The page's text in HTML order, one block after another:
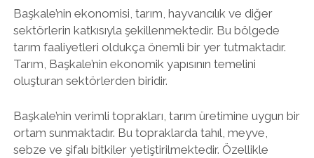
Başkale’nin ekonomisi, tarım, hayvancılık ve diğer
sektörlerin katkısıyla şekillenmektedir. Bu bölgede
tarım faaliyetleri oldukça önemli bir yer tutmaktadır.
Tarım, Başkale’nin ekonomik yapısının temelini
oluşturan sektörlerden biridir.
Başkale’nin verimli toprakları, tarım üretimine uygun bir
ortam sunmaktadır. Bu topraklarda tahıl, meyve,
sebze ve şifalı bitkiler yetiştirilmektedir. Özellikle